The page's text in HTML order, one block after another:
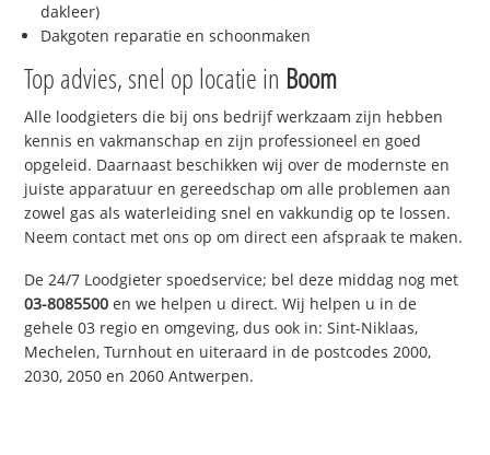
dakleer)
Dakgoten reparatie en schoonmaken
Top advies, snel op locatie in Boom
Alle loodgieters die bij ons bedrijf werkzaam zijn hebben
kennis en vakmanschap en zijn professioneel en goed
opgeleid. Daarnaast beschikken wij over de modernste en
juiste apparatuur en gereedschap om alle problemen aan
zowel gas als waterleiding snel en vakkundig op te lossen.
Neem contact met ons op om direct een afspraak te maken.
De 24/7 Loodgieter spoedservice; bel deze middag nog met
03-8085500 en we helpen u direct. Wij helpen u in de
gehele 03 regio en omgeving, dus ook in: Sint-Niklaas,
Mechelen, Turnhout en uiteraard in de postcodes 2000,
2030, 2050 en 2060 Antwerpen.